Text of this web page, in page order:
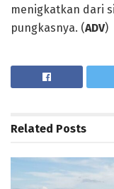
menigkatkan dari
pungkasnya. (ADV)
Related Posts